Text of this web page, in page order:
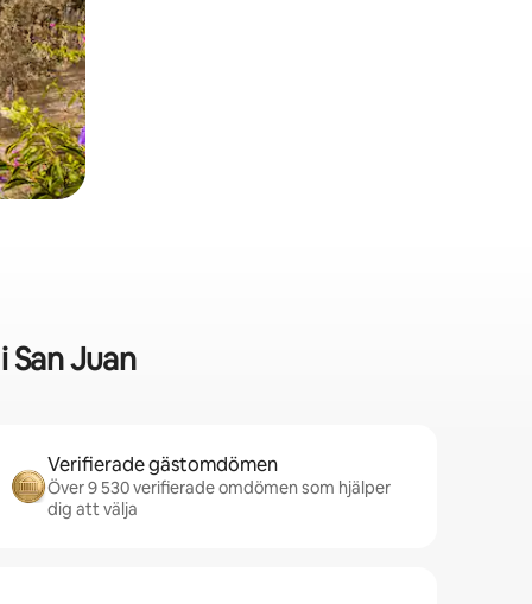
Juan
Verifierade gästomdömen
Över 9 530 verifierade omdömen som hjälper
dig att välja